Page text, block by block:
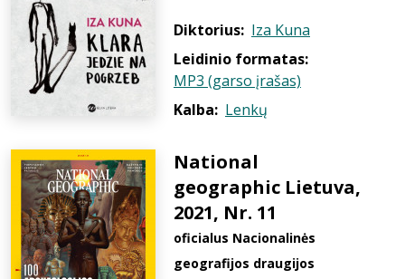
Diktorius: Iza Kuna
Leidinio formatas:
MP3 (garso įrašas)
Kalba: Lenkų
National
geographic Lietuva,
2021, Nr. 11
oficialus Nacionalinės
geografijos draugijos